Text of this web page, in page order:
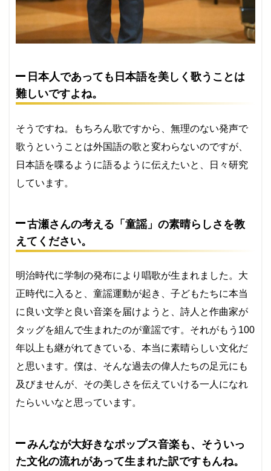
日本人であっても日本語を美しく歌うことは
難しいですよね。
そうですね。もちろん歌ですから、無理のない発声で
歌うということは外国語の歌と変わらないのですが、
日本語を喋るように語るように伝えたいと、日々研究
しています。
古瀬さんの考える「童謡」の素晴らしさを教
えてください。
明治時代に学制の発布により唱歌が生まれました。大
正時代に入ると、童謡運動が起き、子どもたちに本当
に良い文学と良い音楽を届けようと、詩人と作曲家が
タッグを組んで生まれたのが童謡です。それがもう100
年以上も継がれてきている、本当に素晴らしい文化だ
と思います。僕は、そんな過去の偉人たちの足元にも
及びませんが、その美しさを伝えていける一人になれ
たらいいなと思っています。
みんなが大好きなポップス音楽も、そういっ
た文化の流れがあって生まれた訳ですもんね。